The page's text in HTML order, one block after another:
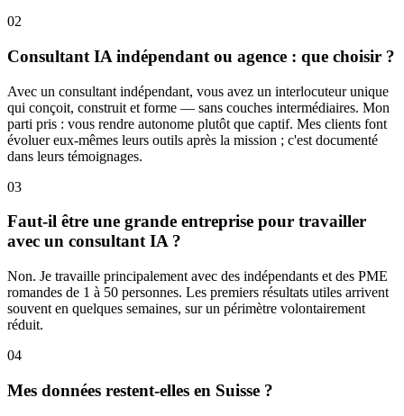
02
Consultant IA indépendant ou agence : que choisir ?
Avec un consultant indépendant, vous avez un interlocuteur unique
qui conçoit, construit et forme — sans couches intermédiaires. Mon
parti pris : vous rendre autonome plutôt que captif. Mes clients font
évoluer eux-mêmes leurs outils après la mission ; c'est documenté
dans leurs témoignages.
03
Faut-il être une grande entreprise pour travailler
avec un consultant IA ?
Non. Je travaille principalement avec des indépendants et des PME
romandes de 1 à 50 personnes. Les premiers résultats utiles arrivent
souvent en quelques semaines, sur un périmètre volontairement
réduit.
04
Mes données restent-elles en Suisse ?